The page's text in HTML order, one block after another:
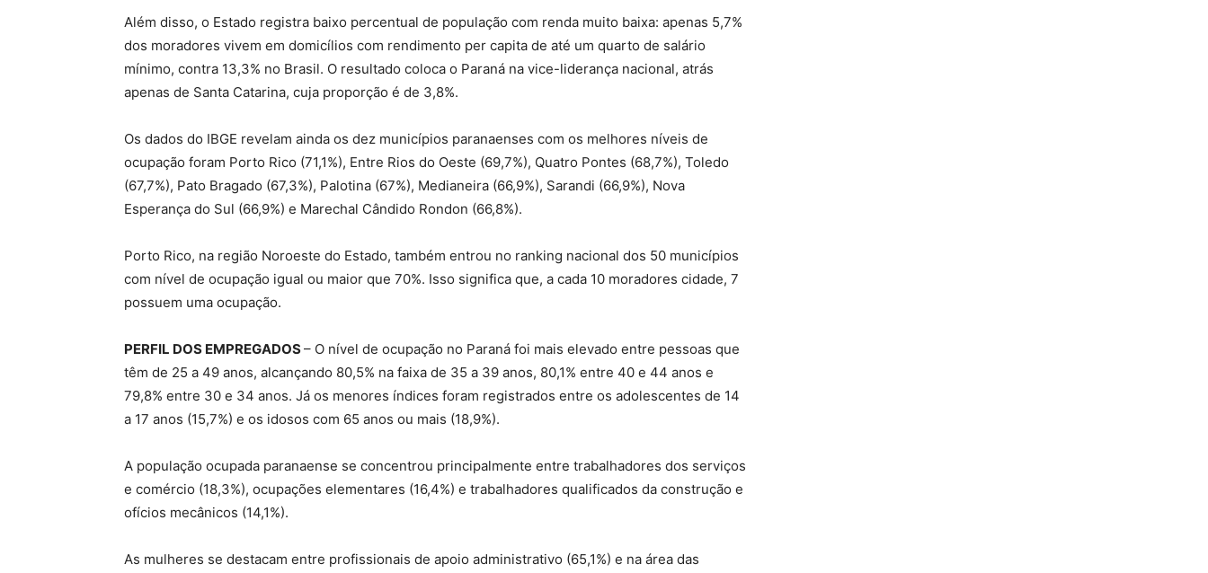
Além disso, o Estado registra baixo percentual de população com renda muito baixa: apenas 5,7%
dos moradores vivem em domicílios com rendimento per capita de até um quarto de salário
mínimo, contra 13,3% no Brasil. O resultado coloca o Paraná na vice-liderança nacional, atrás
apenas de Santa Catarina, cuja proporção é de 3,8%.
Os dados do IBGE revelam ainda os dez municípios paranaenses com os melhores níveis de
ocupação foram Porto Rico (71,1%), Entre Rios do Oeste (69,7%), Quatro Pontes (68,7%), Toledo
(67,7%), Pato Bragado (67,3%), Palotina (67%), Medianeira (66,9%), Sarandi (66,9%), Nova
Esperança do Sul (66,9%) e Marechal Cândido Rondon (66,8%).
Porto Rico, na região Noroeste do Estado, também entrou no ranking nacional dos 50 municípios
com nível de ocupação igual ou maior que 70%. Isso significa que, a cada 10 moradores cidade, 7
possuem uma ocupação.
PERFIL DOS EMPREGADOS– O nível de ocupação no Paraná foi mais elevado entre pessoas que
têm de 25 a 49 anos, alcançando 80,5% na faixa de 35 a 39 anos, 80,1% entre 40 e 44 anos e
79,8% entre 30 e 34 anos. Já os menores índices foram registrados entre os adolescentes de 14
a 17 anos (15,7%) e os idosos com 65 anos ou mais (18,9%).
A população ocupada paranaense se concentrou principalmente entre trabalhadores dos serviços
e comércio (18,3%), ocupações elementares (16,4%) e trabalhadores qualificados da construção e
ofícios mecânicos (14,1%).
As mulheres se destacam entre profissionais de apoio administrativo (65,1%) e na área das